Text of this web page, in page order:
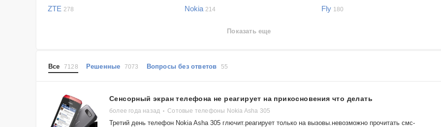
ZTE 278 Nokia 214 Fly 180
Показать еще
Все 7128 Решенные 7073 Вопросы без ответов 55
Сенсорный экран телефона не реагирует на прикосновения что делать
более года назад Сотовые телефоны Nokia Asha 305
Третий день телефон Nokia Asha 305 глючит.реагирует только на вызовы.невозможно прочитать смс-